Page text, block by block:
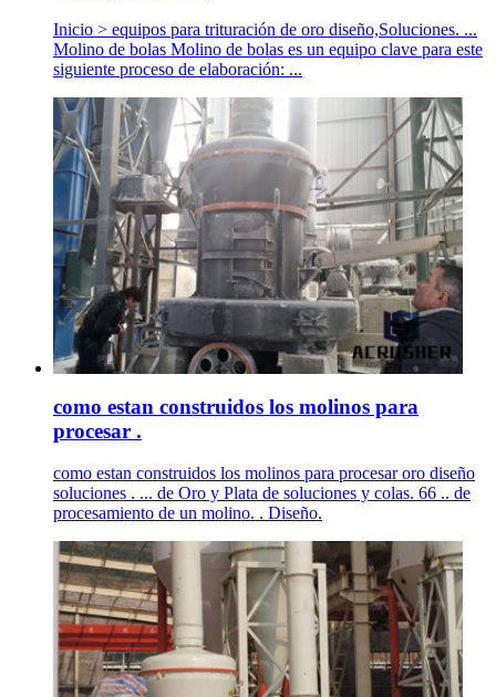
Inicio > equipos para trituración de oro diseño,Soluciones. ...
Molino de bolas Molino de bolas es un equipo clave para este
siguiente proceso de elaboración: ...
como estan construidos los molinos para
procesar .
como estan construidos los molinos para procesar oro diseño
soluciones . ... de Oro y Plata de soluciones y colas. 66 .. de
procesamiento de un molino. . Diseño.